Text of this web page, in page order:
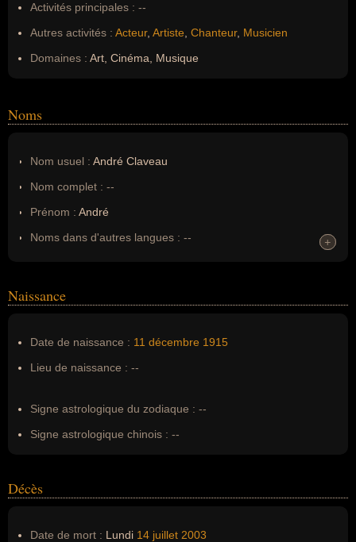
Activités principales : --
Autres activités : Acteur, Artiste Chanteur, Musicien
Domaines : Art, Cinéma, Musique
Noms
Nom usuel : André Claveau
Nom complet : --
Prénom : André
Noms dans d'autres langues : --
Nom de famille :Claveau
+
+
Naissance
Date de naissance : 11 décembre 1915
Lieu de naissance : --
Signe astrologique du zodiaque : --
Signe astrologique chinois : --
Décès
Date de mort : Lundi 14 juillet 2003